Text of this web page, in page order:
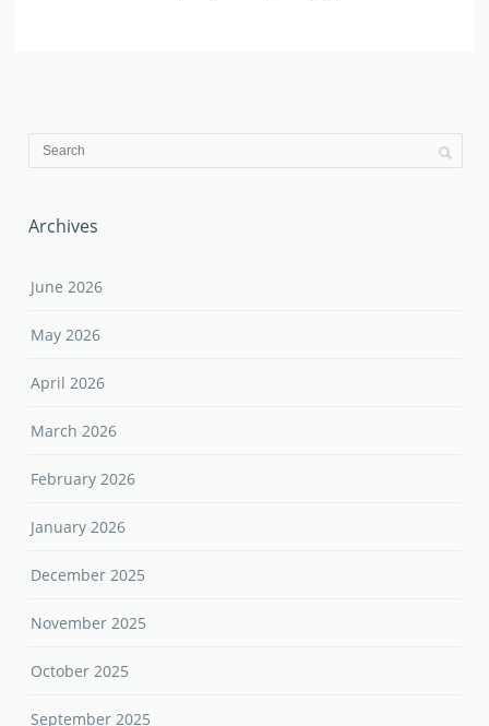
Archives
June 2026
May 2026
April 2026
March 2026
February 2026
January 2026
December 2025
November 2025
October 2025
September 2025